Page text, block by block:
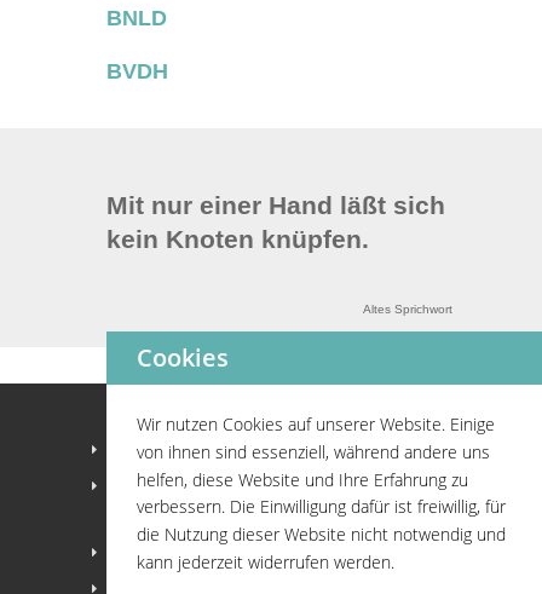
BNLD
BVDH
Mit nur einer Hand läßt sich
kein Knoten knüpfen.
Altes Sprichwort
Home
Fachgruppen
Positionspapier
Cookies
Wir nutzen Cookies auf unserer Website. Einige
von ihnen sind essenziell, während andere uns
helfen, diese Website und Ihre Erfahrung zu
verbessern. Die Einwilligung dafür ist freiwillig, für
die Nutzung dieser Website nicht notwendig und
kann jederzeit widerrufen werden.